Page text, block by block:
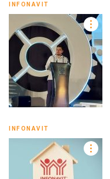
INFONAVIT
INFONAVIT